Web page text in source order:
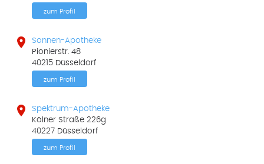
zum Profil

Sonnen-Apotheke
Pionierstr. 48
40215 Düsseldorf
zum Profil

Spektrum-Apotheke
Kölner Straße 226g
40227 Düsseldorf
zum Profil